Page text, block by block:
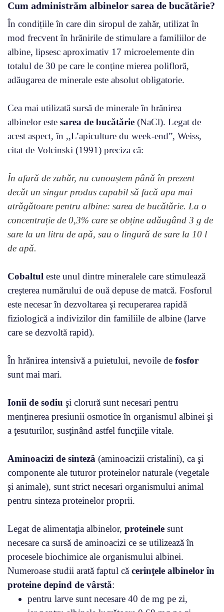
Cum administrăm albinelor sarea de bucătărie?
În condițiile în care din siropul de zahăr, utilizat în
mod frecvent în hrănirile de stimulare a familiilor de
albine, lipsesc aproximativ 17 microelemente din
totalul de 30 pe care le conține mierea polifloră,
adăugarea de minerale este absolut obligatorie.
Cea mai utilizată sursă de minerale în hrănirea
albinelor este sarea de bucătărie (NaCl). Legat de
acest aspect, în ,,L’apiculture du week-end”, Weiss,
citat de Volcinski (1991) preciza că:
În afară de zahăr, nu cunoaștem până în prezent
decăt un singur produs capabil să facă apa mai
atrăgătoare pentru albine: sarea de bucătărie. La o
concentrație de 0,3% care se obține adăugând 3 g de
sare la un litru de apă, sau o lingură de sare la 10 l
de apă.
Cobaltul este unul dintre mineralele care stimulează
creşterea numărului de ouă depuse de matcă. Fosforul
este necesar în dezvoltarea şi recuperarea rapidă
fiziologică a indivizilor din familiile de albine (larve
care se dezvoltă rapid).
În hrănirea intensivă a puietului, nevoile de fosfor
sunt mai mari.
Ionii de sodiu şi clorură sunt necesari pentru
menţinerea presiunii osmotice în organismul albinei şi
a ţesuturilor, susţinând astfel funcţiile vitale.
Aminoacizi de sinteză (aminoacizii cristalini), ca şi
componente ale tuturor proteinelor naturale (vegetale
şi animale), sunt strict necesari organismului animal
pentru sinteza proteinelor proprii.
Legat de alimentaţia albinelor, proteinele sunt
necesare ca sursă de aminoacizi ce se utilizează în
procesele biochimice ale organismului albinei.
Numeroase studii arată faptul că cerinţele albinelor în
proteine depind de vârstă:
pentru larve sunt necesare 40 de mg pe zi,